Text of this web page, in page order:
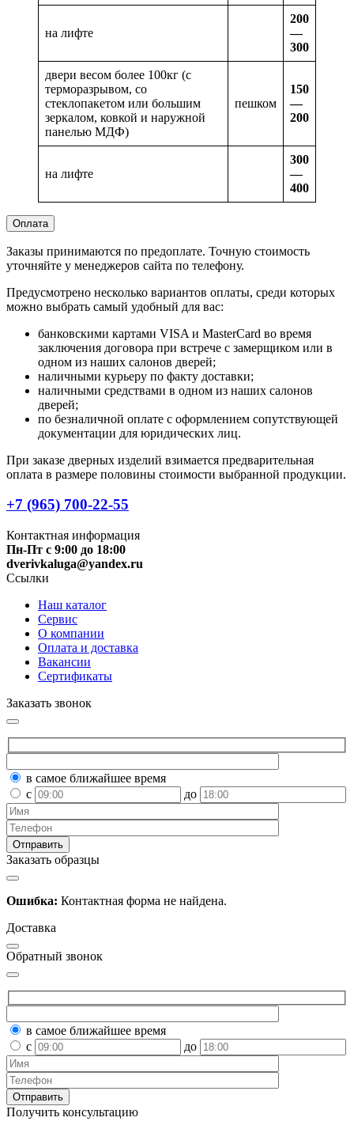
на лифте
200
—
300
двери весом более 100кг (с
терморазрывом, со
стеклопакетом или большим
зеркалом, ковкой и наружной
панелью МДФ)
пешком
150
—
200
на лифте
300
—
400
Оплата
Заказы принимаются по предоплате. Точную стоимость
уточняйте у менеджеров сайта по телефону.
Предусмотрено несколько вариантов оплаты, среди которых
можно выбрать самый удобный для вас:
банковскими картами VISA и MasterCard во время
заключения договора при встрече с замерщиком или в
одном из наших салонов дверей;
наличными курьеру по факту доставки;
наличными средствами в одном из наших салонов
дверей;
по безналичной оплате с оформлением сопутствующей
документации для юридических лиц.
При заказе дверных изделий взимается предварительная
оплата в размере половины стоимости выбранной продукции.
+7 (965) 700-22-55
Контактная информация
Пн-Пт с 9:00 до 18:00
dverivkaluga@yandex.ru
Ссылки
Наш каталог
Сервис
О компании
Оплата и доставка
Вакансии
Сертификаты
Заказать звонок
в самое ближайшее время
с
до
Заказать образцы
Ошибка: Контактная форма не найдена.
Доставка
Обратный звонок
в самое ближайшее время
с
до
Получить консультацию